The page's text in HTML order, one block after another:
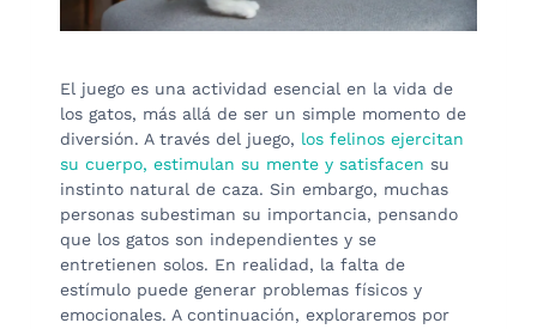
El juego es una actividad esencial en la vida de
los gatos, más allá de ser un simple momento de
diversión. A través del juego, los felinos ejercitan
su cuerpo, estimulan su mente y satisfacen su
instinto natural de caza. Sin embargo, muchas
personas subestiman su importancia, pensando
que los gatos son independientes y se
entretienen solos. En realidad, la falta de
estímulo puede generar problemas físicos y
emocionales. A continuación, exploraremos por